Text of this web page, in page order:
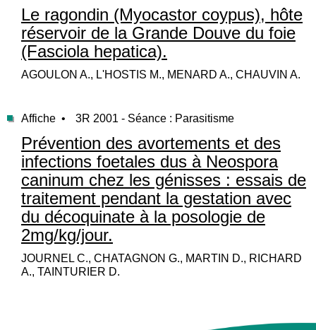
Le ragondin (Myocastor coypus), hôte
réservoir de la Grande Douve du foie
(Fasciola hepatica).
AGOULON A., L'HOSTIS M., MENARD A., CHAUVIN A.
Affiche • 3R 2001 - Séance : Parasitisme
Prévention des avortements et des
infections foetales dus à Neospora
caninum chez les génisses : essais de
traitement pendant la gestation avec
du décoquinate à la posologie de
2mg/kg/jour.
JOURNEL C., CHATAGNON G., MARTIN D., RICHARD
A., TAINTURIER D.